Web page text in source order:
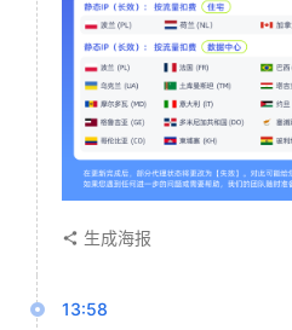
生成海报
13:58